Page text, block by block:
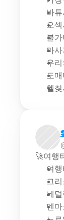
바
오
불
마
우
도
헬
🚀여행
여
그
네
덴